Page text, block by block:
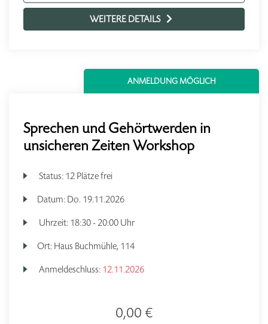
WEITERE DETAILS
ANMELDUNG MÖGLICH
Sprechen und Gehörtwerden in
unsicheren Zeiten Workshop
Status: 12 Plätze frei
Datum: Do. 19.11.2026
Uhrzeit: 18:30 - 20:00 Uhr
Ort: Haus Buchmühle, 114
Anmeldeschluss: 12.11.2026
0,00 €